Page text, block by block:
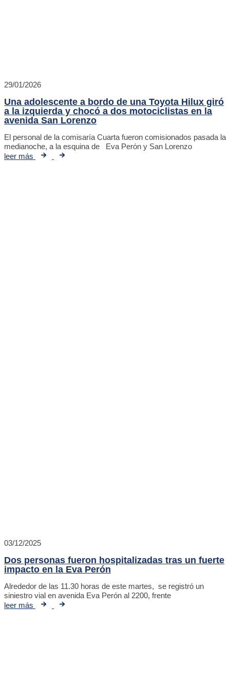
29/01/2026
Una adolescente a bordo de una Toyota Hilux giró
a la izquierda y chocó a dos motociclistas en la
avenida San Lorenzo
El personal de la comisaría Cuarta fueron comisionados pasada la
medianoche, a la esquina de Eva Perón y San Lorenzo
leer más
03/12/2025
Dos personas fueron hospitalizadas tras un fuerte
impacto en la Eva Perón
Alrededor de las 11.30 horas de este martes, se registró un
siniestro vial en avenida Eva Perón al 2200, frente
leer más